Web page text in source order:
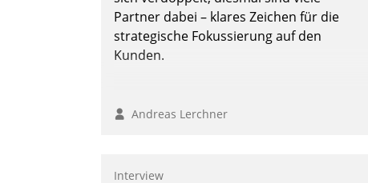
Partner dabei – klares Zeichen für die
strategische Fokussierung auf den
Kunden.
Andreas Lerchner
Interview